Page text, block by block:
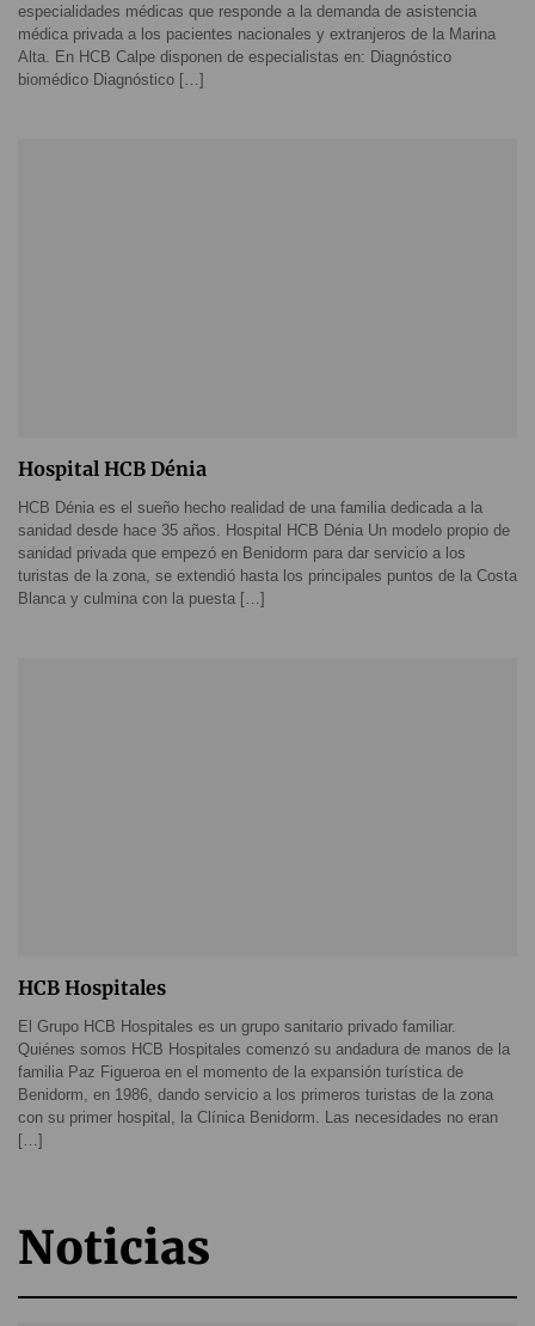
especialidades médicas que responde a la demanda de asistencia
médica privada a los pacientes nacionales y extranjeros de la Marina
Alta. En HCB Calpe disponen de especialistas en: Diagnóstico
biomédico Diagnóstico […]
Hospital HCB Dénia
HCB Dénia es el sueño hecho realidad de una familia dedicada a la
sanidad desde hace 35 años. Hospital HCB Dénia Un modelo propio de
sanidad privada que empezó en Benidorm para dar servicio a los
turistas de la zona, se extendió hasta los principales puntos de la Costa
Blanca y culmina con la puesta […]
HCB Hospitales
El Grupo HCB Hospitales es un grupo sanitario privado familiar.
Quiénes somos HCB Hospitales comenzó su andadura de manos de la
familia Paz Figueroa en el momento de la expansión turística de
Benidorm, en 1986, dando servicio a los primeros turistas de la zona
con su primer hospital, la Clínica Benidorm. Las necesidades no eran
[…]
Noticias